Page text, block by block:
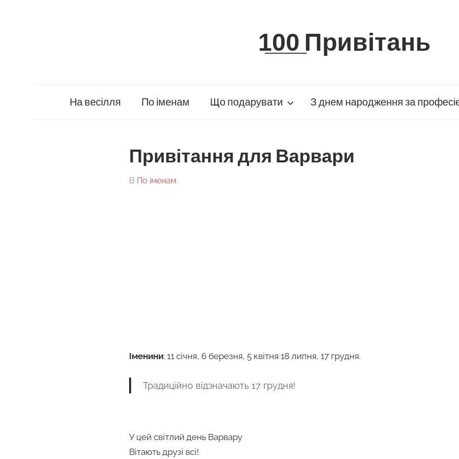
1̲0̲0̲ Привітань
На весілля По іменам Що подарувати З днем народження за
Привітання для Варвари
On
By
В По іменам
Іменини: 11 cічня, 6 березня, 5 квітня 18 липня, 17 грудня.
Традиційно відзначають 17 грудня!
У цей світлий день Варвару
Вітають друзі всі!